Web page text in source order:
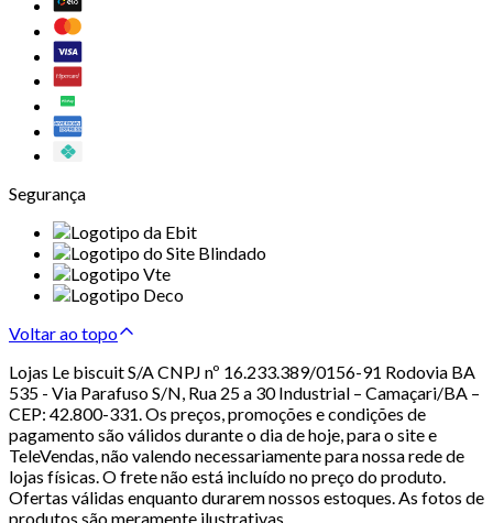
Segurança
Voltar ao topo
Lojas Le biscuit S/A CNPJ nº 16.233.389/0156-91 Rodovia BA
535 - Via Parafuso S/N, Rua 25 a 30 Industrial – Camaçari/BA –
CEP: 42.800-331. Os preços, promoções e condições de
pagamento são válidos durante o dia de hoje, para o site e
TeleVendas, não valendo necessariamente para nossa rede de
lojas físicas. O frete não está incluído no preço do produto.
Ofertas válidas enquanto durarem nossos estoques. As fotos de
produtos são meramente ilustrativas.